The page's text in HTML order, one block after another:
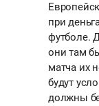
при
футболе.
они там
матча их
будут
должны